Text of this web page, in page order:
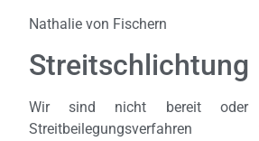
Nathalie von Fischern
Streitschlichtung
Wir sind nicht bereit oder